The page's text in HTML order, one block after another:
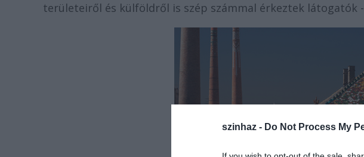
szinhaz - Do Not Process My
területeiről és külföldről is szép számmal érkeztek látogatók